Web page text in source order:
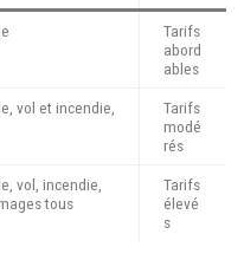
Tarifs
abord
ables
vol et incendie,
Tarifs
modé
rés
vol, incendie,
tous
Tarifs
élevé
s